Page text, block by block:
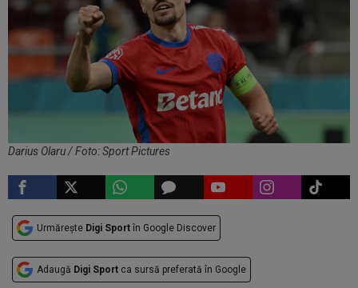
Darius Olaru / Foto: Sport Pictures
Urmărește Digi Sport în Google Discover
Adaugă Digi Sport ca sursă preferată în Google